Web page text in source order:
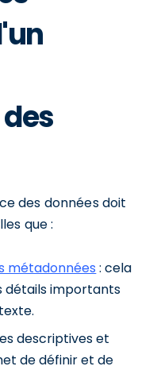
des données doit
que :
métadonnées : cela
détails importants
descriptives et
de définir et de